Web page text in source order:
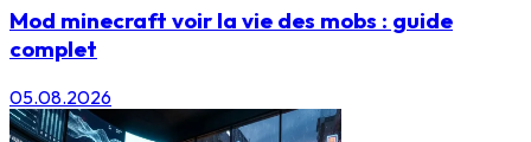
Mod minecraft voir la vie des mobs : guide
complet
05.08.2026